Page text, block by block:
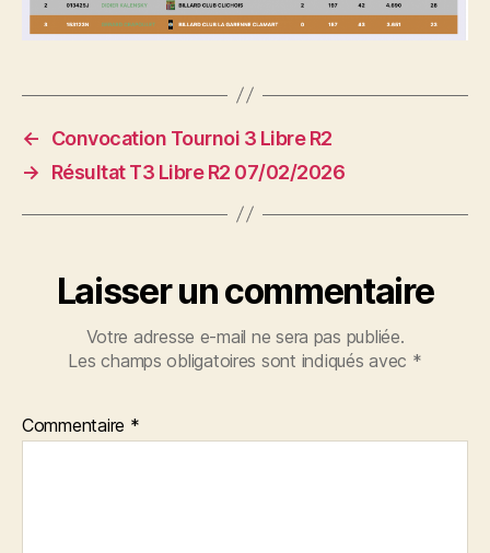
←
Convocation Tournoi 3 Libre R2
→
Résultat T3 Libre R2 07/02/2026
Laisser un commentaire
Votre adresse e-mail ne sera pas publiée.
Les champs obligatoires sont indiqués avec *
Commentaire *